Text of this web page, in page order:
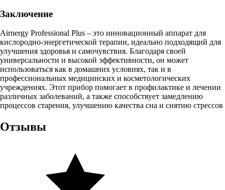
Заключение
Airnergy Professional Plus – это инновационный аппарат для
кислородно-энергетической терапии, идеально подходящий для
улучшения здоровья и самочувствия. Благодаря своей
универсальности и высокой эффективности, он может
использоваться как в домашних условиях, так и в
профессиональных медицинских и косметологических
учреждениях. Этот прибор помогает в профилактике и лечении
различных заболеваний, а также способствует замедлению
процессов старения, улучшению качества сна и снятию стрессов
Отзывы